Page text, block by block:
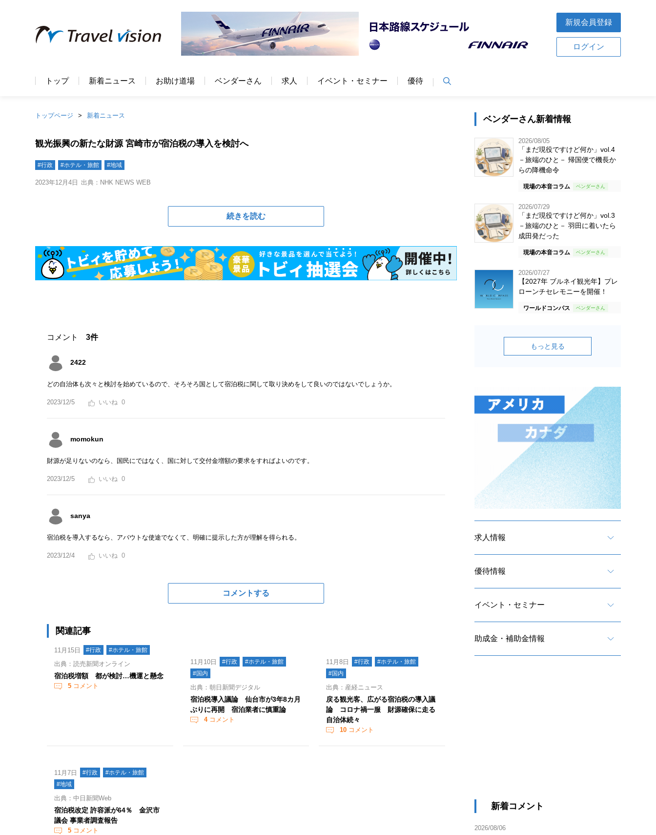
新規会員登録
ログイン
トップ 新着ニュース お助け道場 ベンダーさん 求人 イベント・セミナー 優待
トップページ 新着ニュース
観光振興の新たな財源 宮崎市が宿泊税の導入を検討へ
#行政 #ホテル・旅館 #地域
2023年12月4日 出典：NHK NEWS WEB
続きを読む
コメント 3件
2422
どの自治体も次々と検討を始めているので、そろそろ国として宿泊税に関して取り決めをして良いのではないでしょうか。
2023/12/5 0
momokun
財源が足りないのなら、国民にではなく、国に対して交付金増額の要求をすればよいのです。
2023/12/5 0
sanya
宿泊税を導入するなら、アバウトな使途でなくて、明確に提示した方が理解を得られる。
2023/12/4 0
コメントする
関連記事
11月15日 #行政 #ホテル・旅館
出典：読売新聞オンライン
宿泊税増額 都が検討…機運と懸念
5 コメント
11月10日 #行政
#ホテル・旅館
#国内
出典：朝日新聞デジタル
宿泊税導入議論 仙台市が3年8カ月
ぶりに再開 宿泊業者に慎重論
4コメント
11月8日 #行政
#ホテル・旅館
#国内
出典：産経ニュース
戻る観光客、広がる宿泊税の導入議
論 コロナ禍一服 財源確保に走る
自治体続々
10 コメント
11月7日 #行政
#ホテル・旅館
#地域
出典：中日新聞Web
宿泊税改定 許容派が64％ 金沢市
議会 事業者調査報告
5 コメント
ベンダーさん新着情報
2026/08/05
「まだ現役ですけど何か」vol.4
－旅端のひと－ 帰国便で機長か
らの降機命令
現場の本音コラム
2026/07/29
「まだ現役ですけど何か」vol.3
－旅端のひと－ 羽田に着いたら
成田発だった
現場の本音コラム
2026/07/27
【2027年 ブルネイ観光年】プレ
ローンチセレモニーを開催！
ワールドコンパス
もっと見る
求人情報
優待情報
イベント・セミナー
助成金・補助金情報
新着コメント
2026/08/06